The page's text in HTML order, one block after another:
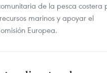
de la pesca costera
marinos y apoyar el
Europea.